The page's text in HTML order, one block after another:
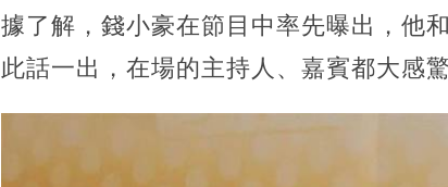
據了解，錢小豪在節目中率先曝出，他
此話一出，在場的主持人、嘉賓都大感驚